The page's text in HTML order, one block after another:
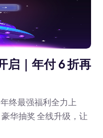
启｜年付 6 折再
终最强福利全力上
华抽奖 全线升级，让